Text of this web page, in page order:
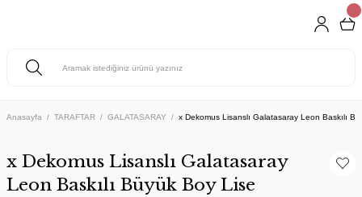
Anasayfa TARAFTAR GALATASARAY x Dekomus Lisanslı Galatasaray Leon Baskılı
x Dekomus Lisanslı Galatasaray
Leon Baskılı Büyük Boy Lise